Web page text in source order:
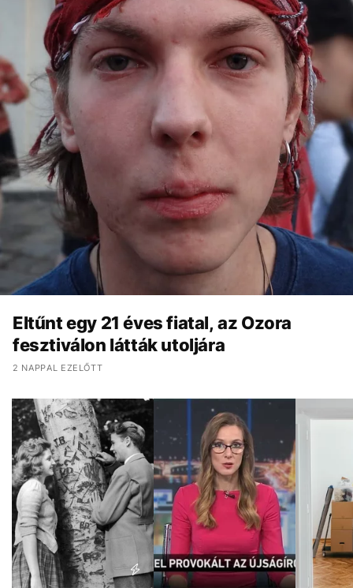
Eltűnt egy 21 éves fiatal, az Ozora
fesztiválon látták utoljára
2 NAPPAL EZELŐTT